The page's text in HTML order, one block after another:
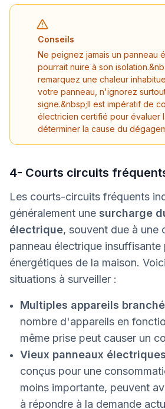
Conseils
Ne peignez jamais un panneau
pourrait nuire à son
remarquez une chaleur
votre panneau, n'ignorez
signe.&nbsp;Il est impératif de
électricien certifié pour évaluer
déterminer la cause du
4- Courts circuits
Les courts-circuits fréquents
généralement une surcharge
électrique, souvent due à une
panneau électrique insuffisante
énergétiques de la maison.
situations à surveiller :
Multiples appareils
nombre d'appareils en
même prise peut causer un
Vieux panneaux
conçus pour une
moins importante, peuvent
à répondre à la demande